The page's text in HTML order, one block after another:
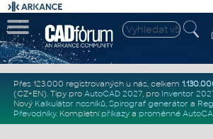
Přes 123.000 registrovaných u nás, celkem
(CZ+EN). Tipy pro AutoCAD 2027, pro Inventor
Nový Kalkulátor nosníků, Spirograf generátor a
Převodníky. Kompletní příkazya proměnné